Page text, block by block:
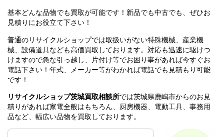
基本どんな品物でも買取が可能です！新品でも中古でも、ぜひお
見積りにお役立て下さい！
普通のリサイクルショップでは取扱いがない特殊機械、産業機
械、設備道具なども高価買取しております。対応も迅速に駆けつ
けますので急な引っ越し、片付け等でお困り事があれば今すぐお
電話下さい！年式、メーカー等がわかれば電話でも見積もり可能
です！
リサイクルショップ茨城買取相談所では茨城県鹿嶋市からのお見
積りがあれば家電全般はもちろん、厨房機器、電動工具、事務用
品など、幅広い品物を買取しております。